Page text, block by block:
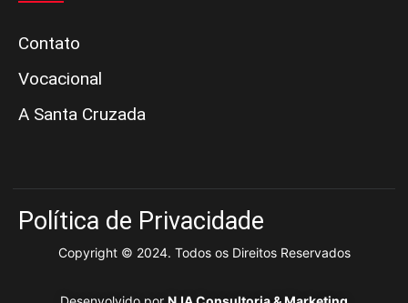
Contato
Vocacional
A Santa Cruzada
Política de Privacidade
Copyright © 2024. Todos os Direitos Reservados